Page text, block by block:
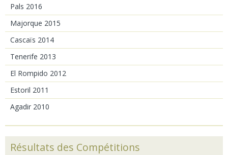
Pals 2016
Majorque 2015
Cascaïs 2014
Tenerife 2013
El Rompido 2012
Estoril 2011
Agadir 2010
Résultats des Compétitions